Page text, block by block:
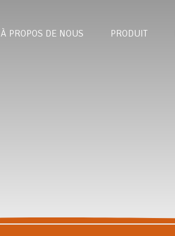
À PROPOS DE NOUS PRODUIT